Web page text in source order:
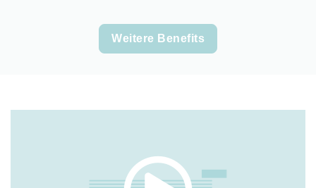
Weitere Benefits